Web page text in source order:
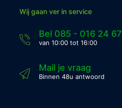
Wij gaan ver in service
Bel 085 - 016 24 67
van 10:00 tot 16:00
Mail je vraag
Binnen 48u antwoord